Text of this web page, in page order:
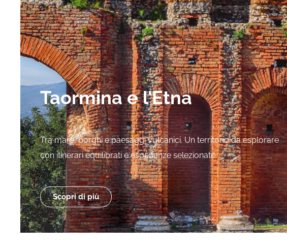
Taormina e l'Etna
Tra mare, borghi e paesaggi vulcanici. Un territorio da esplorare
con itinerari equilibrati e esperienze selezionate.
Scopri di più